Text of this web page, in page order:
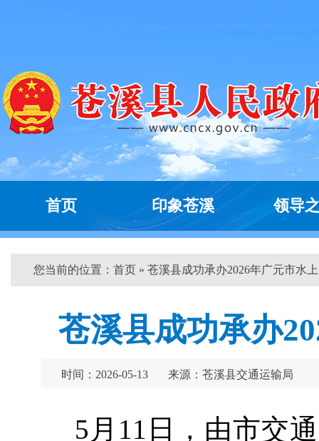
首页 印象苍溪 领导
您当前的位置： 首页 » 苍溪县成功承办2026年广元市水
苍溪县成功承办
时间：2026-05-13 来源：苍溪县交通运输局
5月11日，由市交